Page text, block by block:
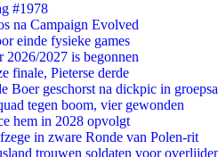
#1978
na Campaign Evolved
einde fysieke games
2027 is begonnen
finale, Pieterse derde
Boer geschorst na dickpic in
tegen boom, vier gewonden
hem in 2028 opvolgt
in zware Ronde van Polen-rit
trouwen soldaten voor